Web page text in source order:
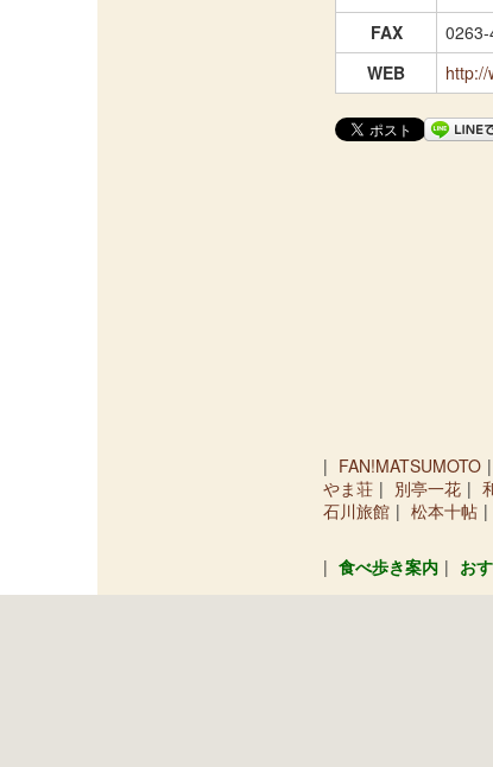
FAX
0263-
WEB
FAN!MATSUMOTO
やま荘
別亭一花
石川旅館
松本十帖
食べ歩き案内 お